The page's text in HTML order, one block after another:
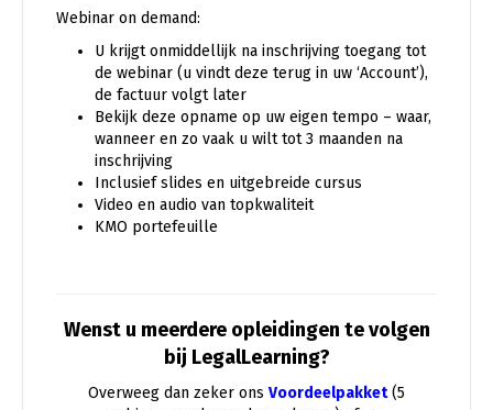
Webinar on demand:
U krijgt onmiddellijk na inschrijving toegang tot
de webinar (u vindt deze terug in uw ‘Account’),
de factuur volgt later
Bekijk deze opname op uw eigen tempo – waar,
wanneer en zo vaak u wilt tot 3 maanden na
inschrijving
Inclusief slides en uitgebreide cursus
Video en audio van topkwaliteit
KMO portefeuille
Wenst u meerdere opleidingen te volgen
bij LegalLearning?
Overweeg dan zeker ons Voordeelpakket(5